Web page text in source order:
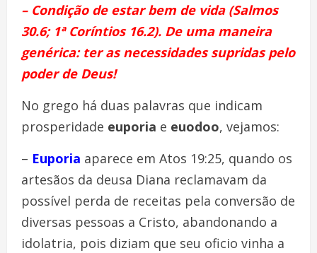
– Condição de estar bem de vida (Salmos
30.6; 1ª Coríntios 16.2). De uma maneira
genérica: ter as necessidades supridas pelo
poder de Deus!
No grego há duas palavras que indicam
prosperidade euporia e euodoo, vejamos:
– Euporia aparece em Atos 19:25, quando os
artesãos da deusa Diana reclamavam da
possível perda de receitas pela conversão de
diversas pessoas a Cristo, abandonando a
idolatria, pois diziam que seu oficio vinha a